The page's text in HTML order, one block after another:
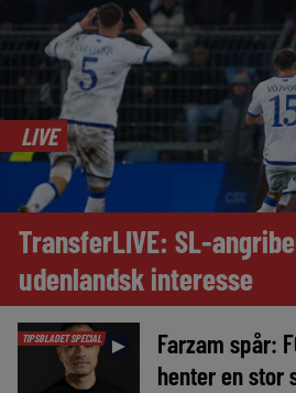
LIVE
TransferLIVE: SL-
udenlandsk interesse
TIPSBLADET SPECIAL ►
Farzam spår:
henter en stor